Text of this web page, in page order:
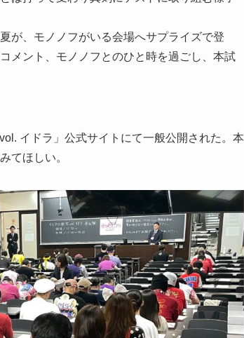
が、モノノフがいる会場へサプライズで登
メント、モノノフとのひと時を過ごし、本試
イドラ」公式サイトにて一般公開された。本
てほしい。